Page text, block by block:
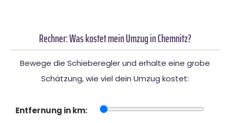
Rechner: Was kostet mein Umzug in Chemnitz?
Bewege die Schieberegler und erhalte eine grobe
Schätzung, wie viel dein Umzug kostet:
Entfernung in km: